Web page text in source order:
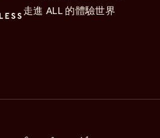
走進 ALL 的體驗世界